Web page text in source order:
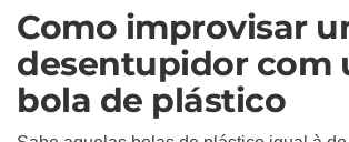
Como improvisar
desentupidor com
bola de plástico